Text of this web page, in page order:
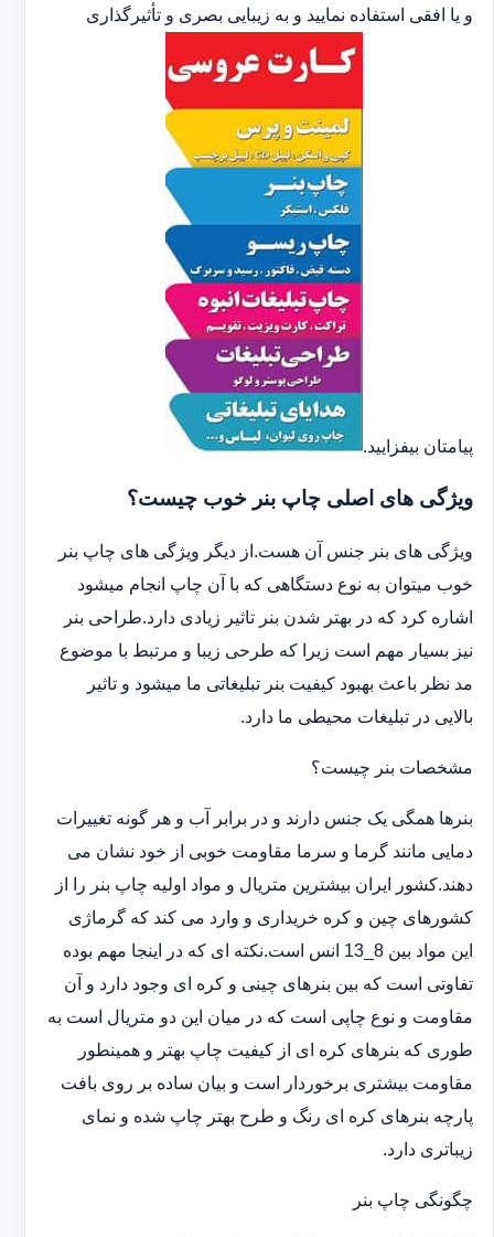
و یا افقی استفاده نمایید و به زیبایی بصری و تأثیرگذاری
پیامتان بیفزایید.
ویژگی های اصلی چاپ بنر خوب چیست؟
ویژگی های بنر جنس آن هست.از دیگر ویژگی های چاپ بنر
خوب میتوان به نوع دستگاهی که با آن چاپ انجام میشود
اشاره کرد که در بهتر شدن بنر تاثیر زیادی دارد.طراحی بنر
نیز بسیار مهم است زیرا که طرحی زیبا و مرتبط با موضوع
مد نظر باعث بهبود کیفیت بنر تبلیغاتی ما میشود و تاثیر
بالایی در تبلیغات محیطی ما دارد.
مشخصات بنر چیست؟
بنرها همگی یک جنس دارند و در برابر آب و هر گونه تغییرات
دمایی مانند گرما و سرما مقاومت خوبی از خود نشان می
دهند.کشور ایران بیشترین متریال و مواد اولیه چاپ بنر را از
کشورهای چین و کره خریداری و وارد می کند که گرماژی
این مواد بین 8_13 انس است.نکته ای که در اینجا مهم بوده
تفاوتی است که بین بنرهای چینی و کره ای وجود دارد و آن
مقاومت و نوع چاپی است که در میان این دو متریال است به
طوری که بنرهای کره ای از کیفیت چاپ بهتر و همینطور
مقاومت بیشتری برخوردار است و بیان ساده بر روی بافت
پارچه بنرهای کره ای رنگ و طرح بهتر چاپ شده و نمای
زیباتری دارد.
چگونگی چاپ بنر